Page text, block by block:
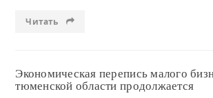
Читать
Экономическая перепись малого
тюменской области продолжается